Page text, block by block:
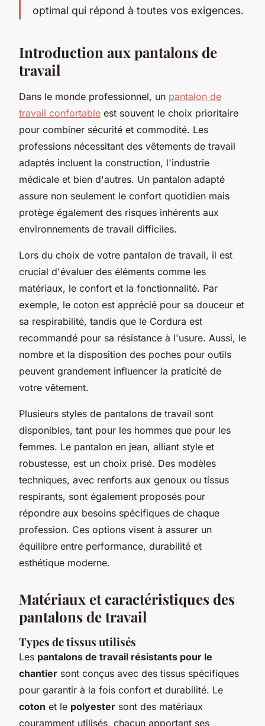
optimal qui répond à toutes vos exigences.
Introduction aux pantalons de
travail
Dans le monde professionnel, un pantalon de
travail confortable est souvent le choix prioritaire
pour combiner sécurité et commodité. Les
professions nécessitant des vêtements de travail
adaptés incluent la construction, l'industrie
médicale et bien d'autres. Un pantalon adapté
assure non seulement le confort quotidien mais
protège également des risques inhérents aux
environnements de travail difficiles.
Lors du choix de votre pantalon de travail, il est
crucial d'évaluer des éléments comme les
matériaux, le confort et la fonctionnalité. Par
exemple, le coton est apprécié pour sa douceur et
sa respirabilité, tandis que le Cordura est
recommandé pour sa résistance à l'usure. Aussi, le
nombre et la disposition des poches pour outils
peuvent grandement influencer la praticité de
votre vêtement.
Plusieurs styles de pantalons de travail sont
disponibles, tant pour les hommes que pour les
femmes. Le pantalon en jean, alliant style et
robustesse, est un choix prisé. Des modèles
techniques, avec renforts aux genoux ou tissus
respirants, sont également proposés pour
répondre aux besoins spécifiques de chaque
profession. Ces options visent à assurer un
équilibre entre performance, durabilité et
esthétique moderne.
Matériaux et caractéristiques des
pantalons de travail
Types de tissus utilisés
Les pantalons de travail résistants pour le
chantier sont conçus avec des tissus spécifiques
pour garantir à la fois confort et durabilité. Le
coton et le polyester sont des matériaux
couramment utilisés, chacun apportant ses